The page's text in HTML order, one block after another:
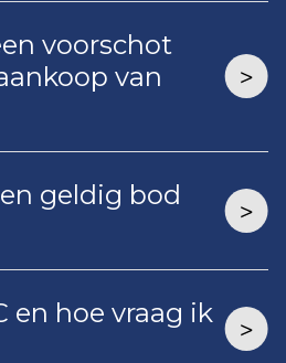
voorschot
van
geldig bod
en hoe vraag ik